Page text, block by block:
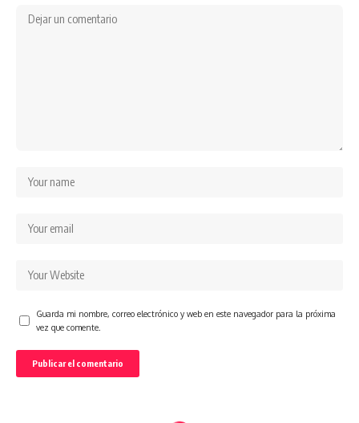
Guarda mi nombre, correo electrónico y web en este navegador para la próxima
vez que comente.